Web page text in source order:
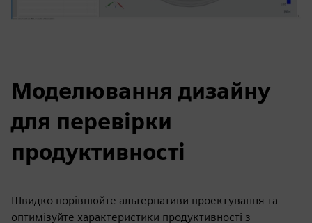
Моделювання дизайну
для перевірки
продуктивності
Швидко порівнюйте альтернативи проектування та
оптимізуйте характеристики продуктивності з